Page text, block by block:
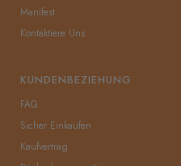
Manifest
Kontaktiere Uns
KUNDENBEZIEHUNG
FAQ
Sicher Einkaufen
Kaufvertrag